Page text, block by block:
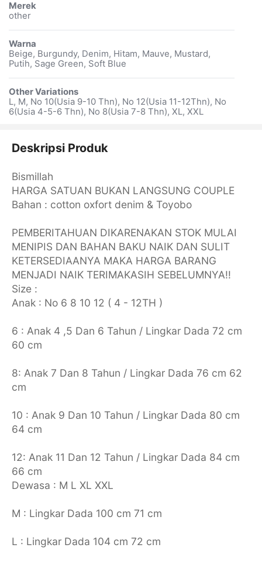
Merek
other
Warna
Beige, Burgundy, Denim, Hitam, Mauve, Mustard,
Putih, Sage Green, Soft Blue
Other Variations
L, M, No 10(Usia 9-10 Thn), No 12(Usia 11-12Thn), No
6(Usia 4-5-6 Thn), No 8(Usia 7-8 Thn), XL, XXL
Deskripsi Produk
Bismillah
HARGA SATUAN BUKAN LANGSUNG COUPLE
Bahan : cotton oxfort denim & Toyobo
PEMBERITAHUAN DIKARENAKAN STOK MULAI
MENIPIS DAN BAHAN BAKU NAIK DAN SULIT
KETERSEDIAANYA MAKA HARGA BARANG
MENJADI NAIK TERIMAKASIH SEBELUMNYA!!
Size :
Anak : No 6 8 10 12 ( 4 - 12TH )
6 : Anak 4 ,5 Dan 6 Tahun / Lingkar Dada 72 cm
60 cm
8: Anak 7 Dan 8 Tahun / Lingkar Dada 76 cm 62
cm
10 : Anak 9 Dan 10 Tahun / Lingkar Dada 80 cm
64 cm
12: Anak 11 Dan 12 Tahun / Lingkar Dada 84 cm
66 cm
Dewasa : M L XL XXL
M : Lingkar Dada 100 cm 71 cm
L : Lingkar Dada 104 cm 72 cm